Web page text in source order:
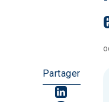
Partager